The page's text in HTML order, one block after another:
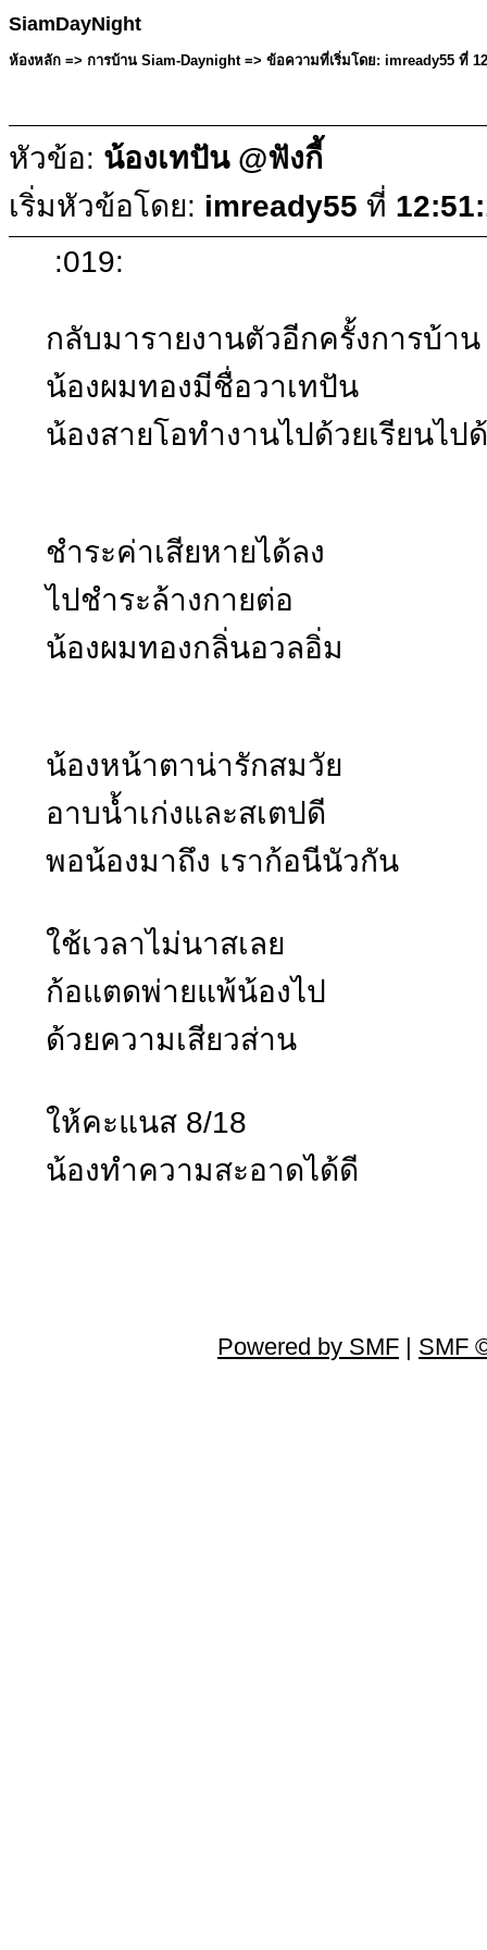
SiamDayNight
ห้องหลัก => การบ้าน Siam-Daynight => ข้อความที่เริ่มโดย: imready55 ที่
หัวข้อ: น้องเทปัน @ฟังกี้
เริ่มหัวข้อโดย: imready55 ที่
:019:
กลับมารายงานตัวอีกครั้งการบ้าน
น้องผมทองมีชื่อวาเทปัน
น้องสายโอทำงานไปด้วยเรียนไป
ชำระค่าเสียหายได้ลง
ไปชำระล้างกายต่อ
น้องผมทองกลิ่นอวลอิ่ม
น้องหน้าตาน่ารักสมวัย
อาบน้ำเก่งและสเตปดี
พอน้องมาถึง เราก้อนีนัวกัน
ใช้เวลาไม่นาสเลย
ก้อแตดพ่ายแพ้น้องไป
ด้วยความเสียวส่าน
ให้คะแนส 8/18
น้องทำความสะอาดได้ดี
Powered by SMF | SMF